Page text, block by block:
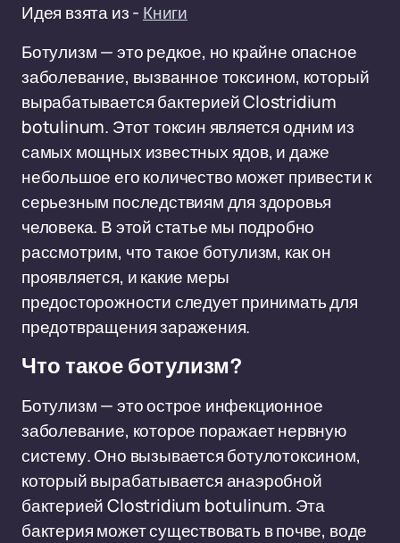
Идея взята из - Книги
Ботулизм — это редкое, но крайне опасное
заболевание, вызванное токсином, который
вырабатывается бактерией Clostridium
botulinum. Этот токсин является одним из
самых мощных известных ядов, и даже
небольшое его количество может привести к
серьезным последствиям для здоровья
человека. В этой статье мы подробно
рассмотрим, что такое ботулизм, как он
проявляется, и какие меры
предосторожности следует принимать для
предотвращения заражения.
Что такое ботулизм?
Ботулизм — это острое инфекционное
заболевание, которое поражает нервную
систему. Оно вызывается ботулотоксином,
который вырабатывается анаэробной
бактерией Clostridium botulinum. Эта
бактерия может существовать в почве, воде